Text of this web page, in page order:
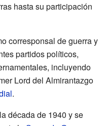
hasta su participación
corresponsal de guerra y
partidos políticos,
incluyendo
Lord del Almirantazgo
.
década de 1940 y se